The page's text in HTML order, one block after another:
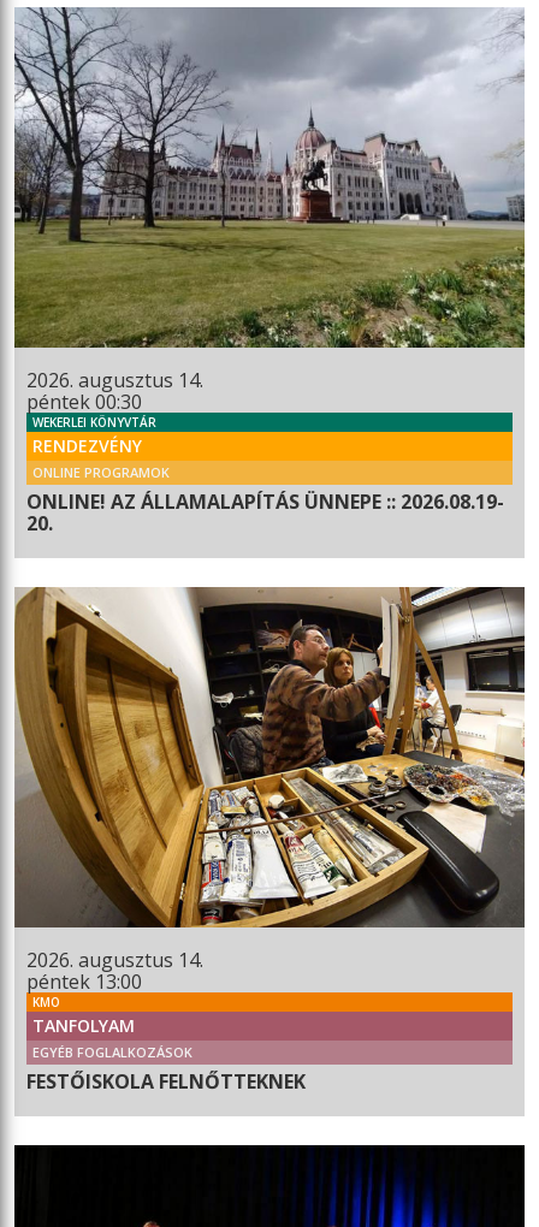
2026. augusztus 14.
péntek 00:30
WEKERLEI KÖNYVTÁR
RENDEZVÉNY
ONLINE PROGRAMOK
ONLINE! AZ ÁLLAMALAPÍTÁS ÜNNEPE :: 2026.08.19-
20.
2026. augusztus 14.
péntek 13:00
KMO
TANFOLYAM
EGYÉB FOGLALKOZÁSOK
FESTŐISKOLA FELNŐTTEKNEK